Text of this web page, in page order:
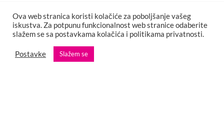
POLITIKA PRIVATNOSTI MARKETING KONTAKT
Copyright © 2013 - 2025 FBL creative. Sva prava zadržana. Developed by:
XStreamThemes
Ova web stranica koristi kolačiće za poboljšanje vašeg
iskustva. Za potpunu funkcionalnost web stranice odaberite
slažem se sa postavkama kolačića i politikama privatnosti.
Postavke Slažem se